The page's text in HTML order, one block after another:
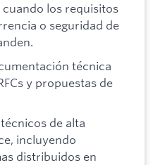
los requisitos
o seguridad de
técnica
y propuestas de
de alta
incluyendo
distribuidos en